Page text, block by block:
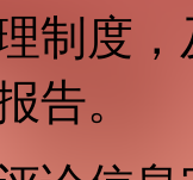
制度
告。